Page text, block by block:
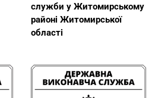
служби у Житомирському
районі Житомирської
області